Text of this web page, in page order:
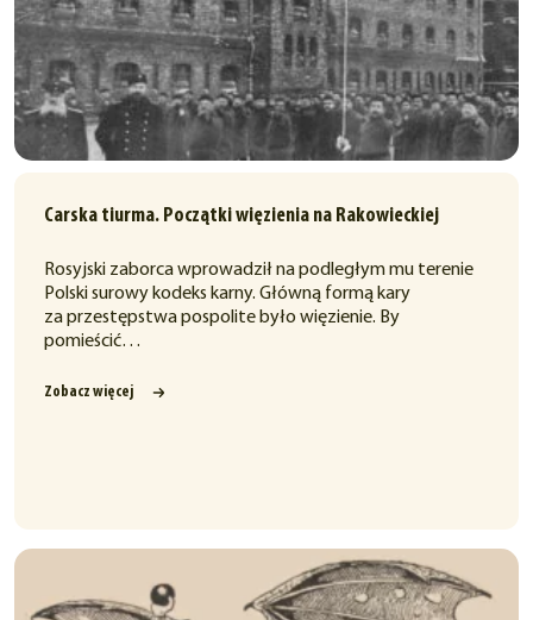
Carska tiurma. Początki więzienia na Rakowieckiej
Rosyjski zaborca wprowadził na podległym mu terenie
Polski surowy kodeks karny. Główną formą kary
za przestępstwa pospolite było więzienie. By
pomieścić…
Zobacz więcej